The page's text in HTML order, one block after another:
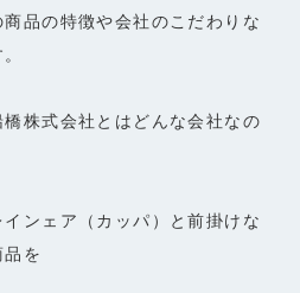
品の特徴や会社のこだわりな
株式会社とはどんな会社なの
ンェア（カッパ）と前掛けな
品を